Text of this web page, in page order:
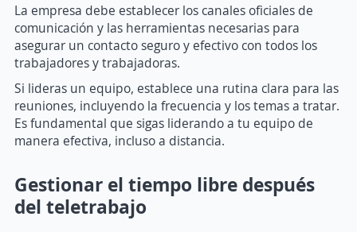
La empresa debe establecer los canales oficiales de
comunicación y las herramientas necesarias para
asegurar un contacto seguro y efectivo con todos los
trabajadores y trabajadoras.
Si lideras un equipo, establece una rutina clara para las
reuniones, incluyendo la frecuencia y los temas a tratar.
Es fundamental que sigas liderando a tu equipo de
manera efectiva, incluso a distancia.
Gestionar el tiempo libre después
del teletrabajo